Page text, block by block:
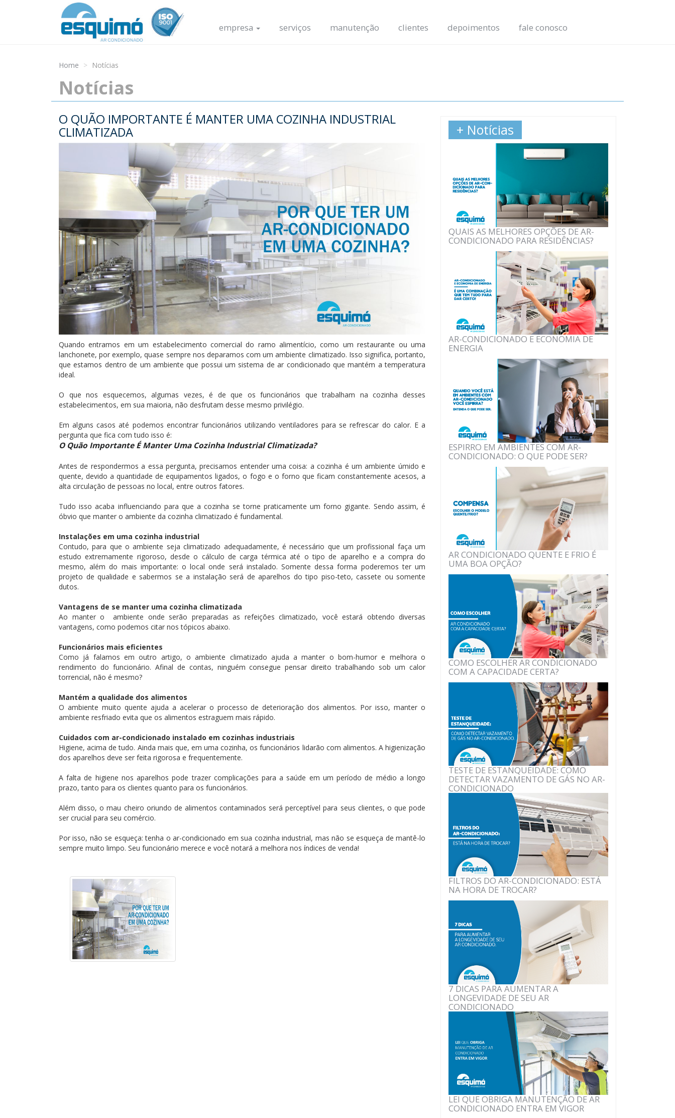
empresa serviços manutenção clientes depoimentos fale conosco
Home Notícias
Notícias
O QUÃO IMPORTANTE É MANTER UMA COZINHA INDUSTRIAL
CLIMATIZADA
Quando entramos em um estabelecimento comercial do ramo alimentício, como um restaurante ou uma
lanchonete, por exemplo, quase sempre nos deparamos com um ambiente climatizado. Isso significa, portanto,
que estamos dentro de um ambiente que possui um sistema de ar condicionado que mantém a temperatura
ideal.
O que nos esquecemos, algumas vezes, é de que os funcionários que trabalham na cozinha desses
estabelecimentos, em sua maioria, não desfrutam desse mesmo privilégio.
Em alguns casos até podemos encontrar funcionários utilizando ventiladores para se refrescar do calor. E a
pergunta que fica com tudo isso é:
O Quão Importante É Manter Uma Cozinha Industrial Climatizada?
Antes de respondermos a essa pergunta, precisamos entender uma coisa: a cozinha é um ambiente úmido e
quente, devido a quantidade de equipamentos ligados, o fogo e o forno que ficam constantemente acesos, a
alta circulação de pessoas no local, entre outros fatores.
Tudo isso acaba influenciando para que a cozinha se torne praticamente um forno gigante. Sendo assim, é
óbvio que manter o ambiente da cozinha climatizado é fundamental.
Instalações em uma cozinha industrial
Contudo, para que o ambiente seja climatizado adequadamente, é necessário que um profissional faça um
estudo extremamente rigoroso, desde o cálculo de carga térmica até o tipo de aparelho e a compra do
mesmo, além do mais importante: o local onde será instalado. Somente dessa forma poderemos ter um
projeto de qualidade e sabermos se a instalação será de aparelhos do tipo piso-teto, cassete ou somente
dutos.
Vantagens de se manter uma cozinha climatizada
Ao manter o ambiente onde serão preparadas as refeições climatizado, você estará obtendo diversas
vantagens, como podemos citar nos tópicos abaixo.
Funcionários mais eficientes
Como já falamos em outro artigo, o ambiente climatizado ajuda a manter o bom-humor e melhora o
rendimento do funcionário. Afinal de contas, ninguém consegue pensar direito trabalhando sob um calor
torrencial, não é mesmo?
Mantém a qualidade dos alimentos
O ambiente muito quente ajuda a acelerar o processo de deterioração dos alimentos. Por isso, manter o
ambiente resfriado evita que os alimentos estraguem mais rápido.
Cuidados com ar-condicionado instalado em cozinhas industriais
Higiene, acima de tudo. Ainda mais que, em uma cozinha, os funcionários lidarão com alimentos. A higienização
dos aparelhos deve ser feita rigorosa e frequentemente.
A falta de higiene nos aparelhos pode trazer complicações para a saúde em um período de médio a longo
prazo, tanto para os clientes quanto para os funcionários.
Além disso, o mau cheiro oriundo de alimentos contaminados será perceptível para seus clientes, o que pode
ser crucial para seu comércio.
Por isso, não se esqueça: tenha o ar-condicionado em sua cozinha industrial, mas não se esqueça de mantê-lo
sempre muito limpo. Seu funcionário merece e você notará a melhora nos índices de venda!
+ Notícias
QUAIS AS MELHORES OPÇÕES DE AR-
CONDICIONADO PARA RESIDÊNCIAS?
AR-CONDICIONADO E ECONOMIA DE
ENERGIA
ESPIRRO EM AMBIENTES COM AR-
CONDICIONADO: O QUE PODE SER?
AR CONDICIONADO QUENTE E FRIO É
UMA BOA OPÇÃO?
COMO ESCOLHER AR CONDICIONADO
COM A CAPACIDADE CERTA?
TESTE DE ESTANQUEIDADE: COMO
DETECTAR VAZAMENTO DE GÁS NO AR-
CONDICIONADO
FILTROS DO AR-CONDICIONADO: ESTÁ
NA HORA DE TROCAR?
7 DICAS PARA AUMENTAR A
LONGEVIDADE DE SEU AR
CONDICIONADO
LEI QUE OBRIGA MANUTENÇÃO DE AR
CONDICIONADO ENTRA EM VIGOR